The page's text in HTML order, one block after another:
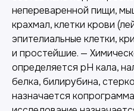
непереваренной пищи,
крахмал, клетки крови
эпителиальные клетки,
и простейшие. —
определяется pH кала,
белка, билирубина,
назначается